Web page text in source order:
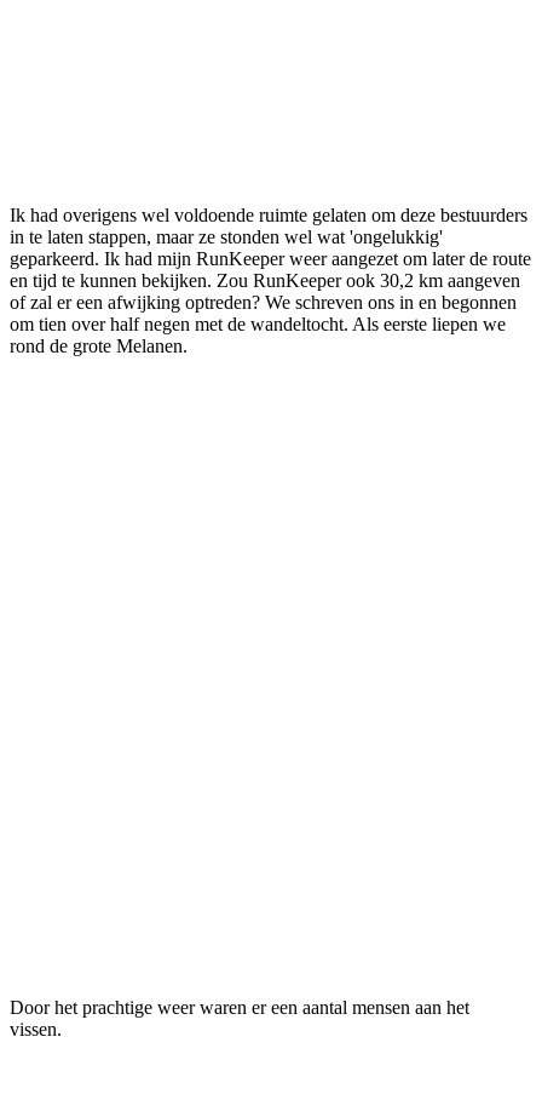
Ik had overigens wel voldoende ruimte gelaten om deze bestuurders
in te laten stappen, maar ze stonden wel wat 'ongelukkig'
geparkeerd. Ik had mijn RunKeeper weer aangezet om later de route
en tijd te kunnen bekijken. Zou RunKeeper ook 30,2 km aangeven
of zal er een afwijking optreden? We schreven ons in en begonnen
om tien over half negen met de wandeltocht. Als eerste liepen we
rond de grote Melanen.
Door het prachtige weer waren er een aantal mensen aan het
vissen.